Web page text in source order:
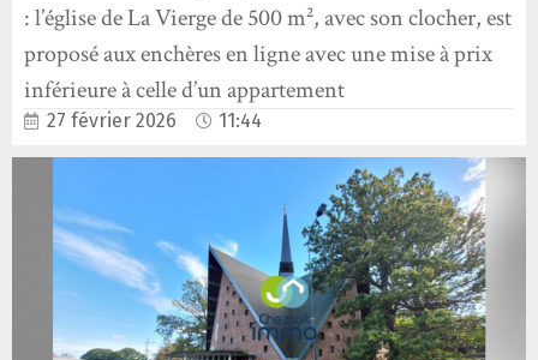
: l’église de La Vierge de 500 m², avec son clocher, est
proposé aux enchères en ligne avec une mise à prix
inférieure à celle d’un appartement
27 février 2026 11:44